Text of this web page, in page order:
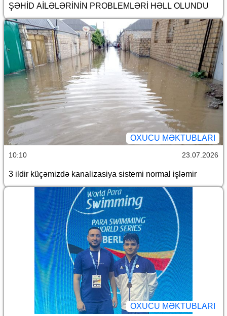
ŞƏHİD AİLƏLƏRİNİN PROBLEMLƏRİ HƏLL OLUNDU
OXUCU MƏKTUBLARI
10:10 23.07.2026
3 ildir küçəmizdə kanalizasiya sistemi normal işləmir
OXUCU MƏKTUBLARI